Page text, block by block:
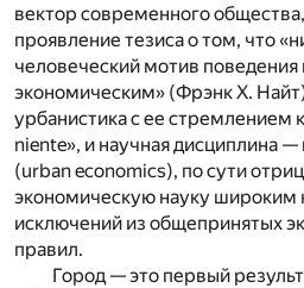
вектор современного
проявление тезиса о том, что
человеческий мотив поведения
экономическим» (Фрэнк Х.
урбанистика с ее стремлением
niente», и научная дисциплина
(urban economics), по сути
экономическую науку широким
исключений из общепринятых
правил.
Город — это первый